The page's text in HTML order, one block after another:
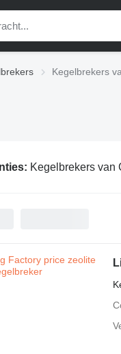
Kegelbrekers
Kegelbrekers van